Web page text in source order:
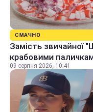
СМАЧНО
Замість звичайної
крабовими
09 серпня 2026, 10:41